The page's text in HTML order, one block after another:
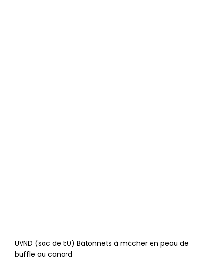
UVND (sac de 50) Bâtonnets à mâcher en peau de
buffle au canard